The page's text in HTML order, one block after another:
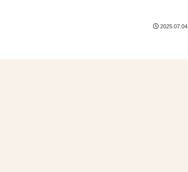
2025.07.04